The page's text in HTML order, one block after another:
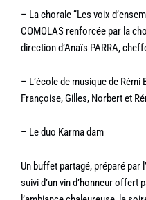
– La chorale “Les voix
COMOLAS renforcée par la
direction d’Anaïs PARRA,
– L’école de musique de
Françoise, Gilles, Norbert et
– Le duo Karma dam
Un buffet partagé, préparé par
suivi d’un vin d’honneur offert